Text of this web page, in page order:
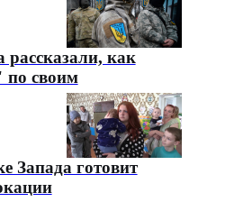
как
своим
Запада готовит